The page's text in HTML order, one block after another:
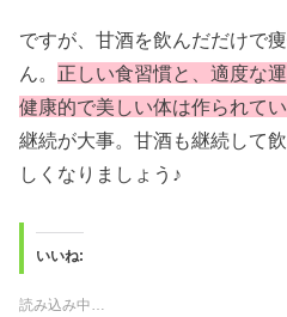
ですが、甘酒を飲んだだけで
ん。 正しい食習慣と、適度な
健康的で美しい体は作られて
継続が大事。甘酒も継続して
しくなりましょう♪
いいね:
読み込み中…